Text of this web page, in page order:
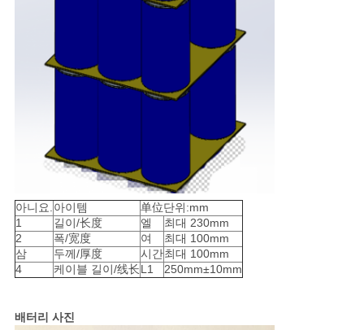
아니요. 아이템
单位단위:mm
1
길이/长度 엘
최대 230mm
2
폭/宽度 여
최대 100mm
삼
두께/厚度 시간최대 100mm
4
케이블 길이/线长L1 250mm±10mm
배터리 사진